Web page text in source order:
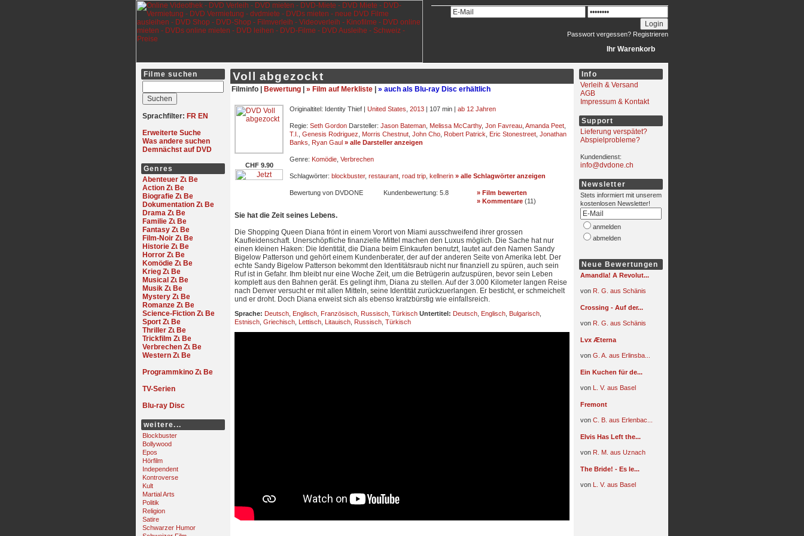
Passwort vergessen? Registrieren
Ihr Warenkorb
Filme suchen
Sprachfilter: FR EN
Erweiterte Suche
Was andere suchen
Demnächst auf DVD
Genres
Abenteuer
Action
Biografie
Dokumentation
Drama
Familie
Fantasy
Film-Noir
Historie
Horror
Komödie
Krieg
Musical
Musik
Mystery
Romanze
Science-Fiction
Sport
Thriller
Trickfilm
Verbrechen
Western
Programmkino
TV-Serien
Blu-ray Disc
weitere...
Blockbuster
Bollywood
Epos
Hörfilm
Independent
Kontroverse
Kult
Martial Arts
Politik
Religion
Satire
Schwarzer Humor
Voll abgezockt
Filminfo | Bewertung » Film auf Merkliste » auch als Blu-ray Disc erhältlich
CHF 9.90
Originaltitel: Identity Thief | United States 2013 | 107 min | ab 12 Jahren
Regie: Seth Gordon Darsteller: Jason Bateman Melissa McCarthy, Jon Favreau Amanda Peet
T.I.
Genesis Rodriguez Morris Chestnut John Cho Robert Patrick Eric Stonestreet Jonathan
Banks
Ryan Gaul » alle Darsteller anzeigen
Genre: Komödie Verbrechen
Schlagwörter: blockbuster, restaurant road trip kellnerin » alle Schlagwörter anzeigen
Bewertung von DVDONE Kundenbewertung: 5.8
» Film bewerten
» Kommentare (11)
Sie hat die Zeit seines Lebens.
Die Shopping Queen Diana frönt in einem Vorort von Miami ausschweifend ihrer grossen
Kaufleidenschaft. Unerschöpfliche finanzielle Mittel machen den Luxus möglich. Die Sache hat nur
einen kleinen Haken: Die Identität, die Diana beim Einkaufen benutzt, lautet auf den Namen Sandy
Bigelow Patterson und gehört einem Kundenberater, der auf der anderen Seite von Amerika lebt. Der
echte Sandy Bigelow Patterson bekommt den Identitätsraub nicht nur finanziell zu spüren, auch sein
Ruf ist in Gefahr. Ihm bleibt nur eine Woche Zeit, um die Betrügerin aufzuspüren, bevor sein Leben
komplett aus den Bahnen gerät. Es gelingt ihm, Diana zu stellen. Auf der 3.000 Kilometer langen Reise
nach Denver versucht er mit allen Mitteln, seine Identität zurückzuerlangen. Er besticht, er schmeichelt
und er droht. Doch Diana erweist sich als ebenso kratzbürstig wie einfallsreich.
Sprache: Deutsch Englisch Französisch Russisch Türkisch Untertitel: Deutsch Englisch Bulgarisch
Estnisch Griechisch Lettisch Litauisch Russisch Türkisch
Info
Verleih & Versand
AGB
Impressum & Kontakt
Support
Lieferung verspätet?
Abspielprobleme?
Kundendienst:
info@dvdone.ch
Newsletter
Stets informiert mit unserem
kostenlosen Newsletter!
anmelden
abmelden
Neue Bewertungen
Amandla! A Revolut...
von R. G. aus Schänis
Crossing - Auf der...
von R. G. aus Schänis
Lvx Æterna
von G. A. aus Erlinsba...
Ein Kuchen für de...
von L. V. aus Basel
Fremont
von C. B. aus Erlenbac...
Elvis Has Left the...
von R. M. aus Uznach
The Bride! - Es le...
von L. V. aus Basel